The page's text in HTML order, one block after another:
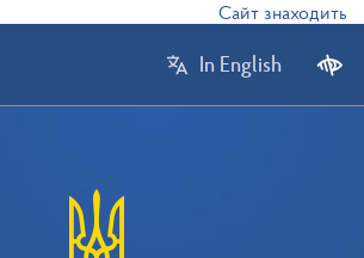
Сайт знаходиться
In English